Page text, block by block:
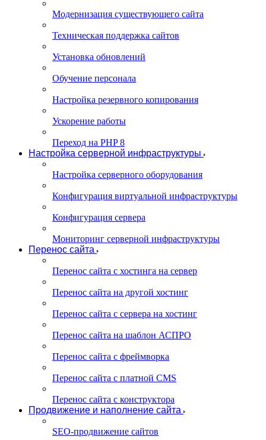
Модернизация существующего сайта
Техническая поддержка сайтов
Установка обновлений
Обучение персонала
Настройка резервного копирования
Ускорение работы
Переход на PHP 8
Настройка серверной инфраструктуры
Настройка серверного оборудования
Конфигурация виртуальной инфраструктуры
Конфигурация сервера
Мониторинг серверной инфраструктуры
Перенос сайта
Перенос сайта с хостинга на сервер
Перенос сайта на другой хостинг
Перенос сайта с сервера на хостинг
Перенос сайта на шаблон АСПРО
Перенос сайта с фреймворка
Перенос сайта с платной CMS
Перенос сайта с конструктора
Продвижение и наполнение сайта
SEO-продвижение сайтов